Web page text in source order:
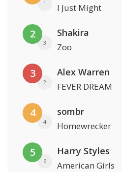
1 I Just Might
2
3
Shakira
Zoo
3
2
Alex Warren
FEVER DREAM
4
4
sombr
Homewrecker
5
6
Harry Styles
American Girls